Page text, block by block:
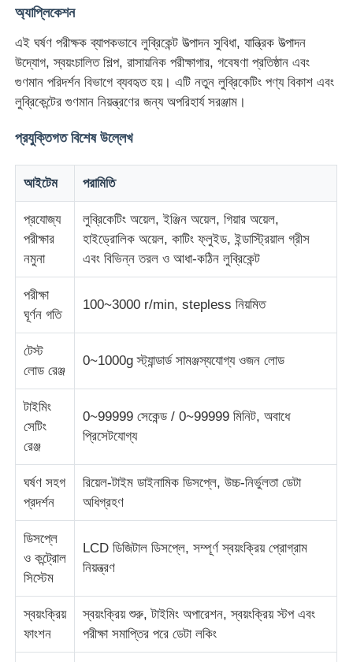
কারখানা ভ্রমণ
মান নিয়ন্ত্রণ
আমাদের সাথে যোগাযোগ করুন
ল্যাব টেস্টিং ইকুইপমেন্ট
এনভায়রনমেন্টাল টেস্ট চেম্বার
ইউনিভার্সাল টেস্টিং মেশিন
ঘর্ষণ পরীক্ষার যন্ত্র
রাবার পরীক্ষার সরঞ্জাম
পাদুকা পরীক্ষার সরঞ্জাম
নির্মাণ সামগ্রী পরীক্ষার সরঞ্জাম
অ্যাপ্লিকেশন
এই ঘর্ষণ পরীক্ষক ব্যাপকভাবে লুব্রিকেন্ট উত্পাদন সুবিধা, যান্ত্রিক উত্পাদন
উদ্যোগ, স্বয়ংচালিত শিল্প, রাসায়নিক পরীক্ষাগার, গবেষণা প্রতিষ্ঠান এবং
গুণমান পরিদর্শন বিভাগে ব্যবহৃত হয়। এটি নতুন লুব্রিকেটিং পণ্য বিকাশ এবং
লুব্রিকেন্টের গুণমান নিয়ন্ত্রণের জন্য অপরিহার্য সরঞ্জাম।
প্রযুক্তিগত বিশেষ উল্লেখ
আইটেম পরামিতি
প্রযোজ্য
পরীক্ষার
নমুনা
লুব্রিকেটিং অয়েল, ইঞ্জিন অয়েল, গিয়ার অয়েল,
হাইড্রোলিক অয়েল, কাটিং ফ্লুইড, ইন্ডাস্ট্রিয়াল গ্রীস
এবং বিভিন্ন তরল ও আধা-কঠিন লুব্রিকেন্ট
পরীক্ষা
ঘূর্ণন গতি
100~3000 r/min, stepless নিয়মিত
টেস্ট
লোড রেঞ্জ
0~1000g স্ট্যান্ডার্ড সামঞ্জস্যযোগ্য ওজন লোড
টাইমিং
সেটিং
রেঞ্জ
0~99999 সেকেন্ড / 0~99999 মিনিট, অবাধে
প্রিসেটযোগ্য
ঘর্ষণ সহগ
প্রদর্শন
রিয়েল-টাইম ডাইনামিক ডিসপ্লে, উচ্চ-নির্ভুলতা ডেটা
অধিগ্রহণ
ডিসপ্লে
ও কন্ট্রোল
সিস্টেম
LCD ডিজিটাল ডিসপ্লে, সম্পূর্ণ স্বয়ংক্রিয় প্রোগ্রাম
নিয়ন্ত্রণ
স্বয়ংক্রিয়
ফাংশন
স্বয়ংক্রিয় শুরু, টাইমিং অপারেশন, স্বয়ংক্রিয় স্টপ এবং
পরীক্ষা সমাপ্তির পরে ডেটা লকিং